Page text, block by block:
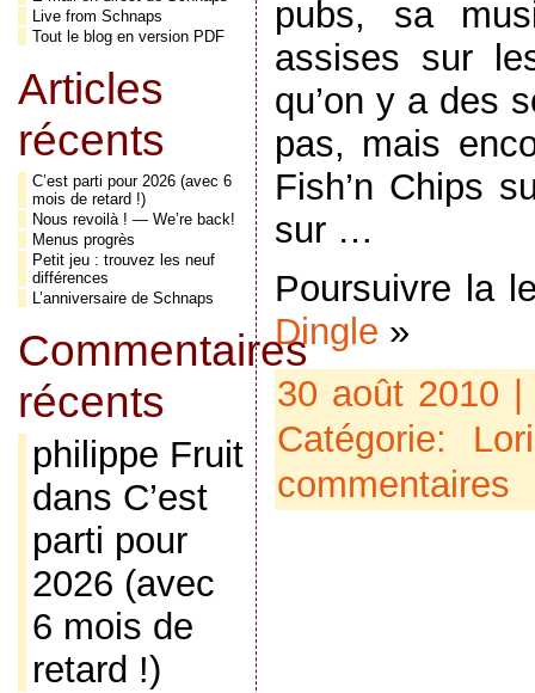
Live from Schnaps
Tout le blog en version PDF
Articles
récents
C’est parti pour 2026 (avec 6
mois de retard !)
Nous revoilà ! — We’re back!
Menus progrès
Petit jeu : trouvez les neuf
différences
L’anniversaire de Schnaps
Commentaires
récents
philippe Fruit
dans C’est
parti pour
2026 (avec
6 mois de
retard !)
pubs, sa
assises sur
qu’on y a des
pas, mais
Fish’n Chips
sur …
Poursuivre la
Dingle »
30 août 2010
Catégorie:
commentaires